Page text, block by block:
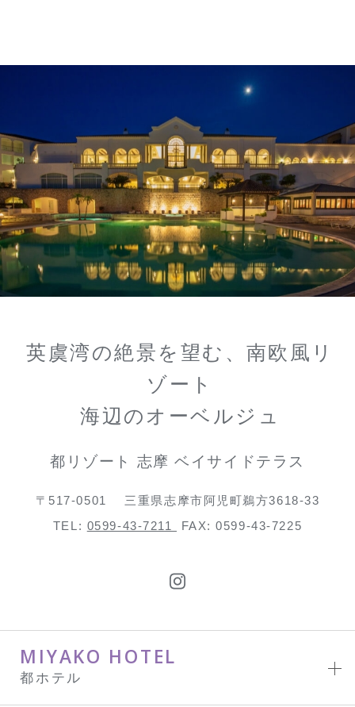
英虞湾の絶景を望む、南欧風リ
ゾート
海辺のオーベルジュ
都リゾート 志摩 ベイサイドテラス
〒517-0501
三重県志摩市阿児町鵜方3618-33
TEL: 0599-43-7211 FAX: 0599-43-7225
MIYAKO HOTEL
都ホテル